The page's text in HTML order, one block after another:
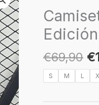
€69,90 €
S M L
Barcelona
25/26
-
Edición
Especial
Rosa